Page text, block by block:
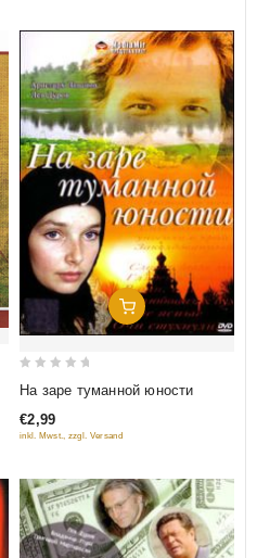
Добавить В Корзину
of
На заре туманной юности
€2,99
inkl. Mwst., zzgl. Versand